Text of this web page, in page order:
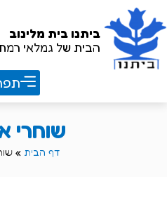
ביתנו בית מלינוב
הבית של גמלאי
שוחרי
דף הבית »